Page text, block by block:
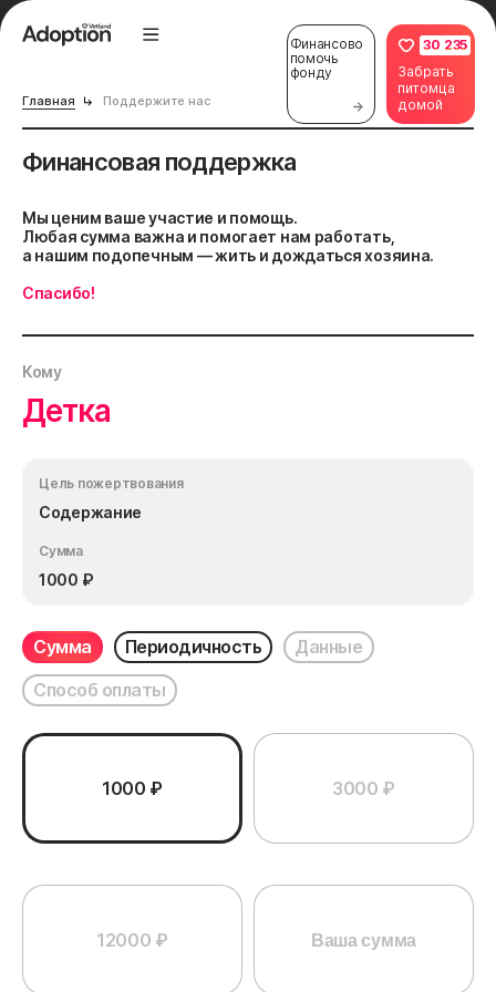
Финансово
помочь
фонду
30 235
Забрать
питомца
домой
Главная Поддержите нас
Финансовая поддержка
Мы ценим ваше участие и помощь.
Любая сумма важна и помогает нам работать,
а нашим подопечным — жить и дождаться хозяина.
Спасибо!
Кому
Детка
Цель пожертвования
Содержание
Сумма
1000 ₽
Сумма Периодичность
Данные
Способ оплаты
1000 ₽ 3000 ₽
12000 ₽